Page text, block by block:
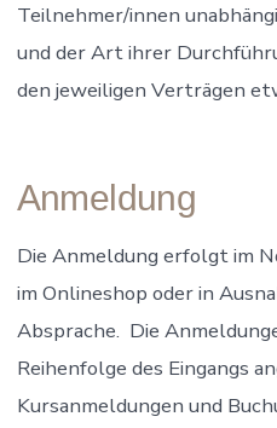
Teilnehmer/innen
und der Art ihrer
den jeweiligen Verträgen
Anmeldung
Die Anmeldung erfolgt im
im Onlineshop oder in
Absprache. Die
Reihenfolge des Eingangs
Kursanmeldungen und